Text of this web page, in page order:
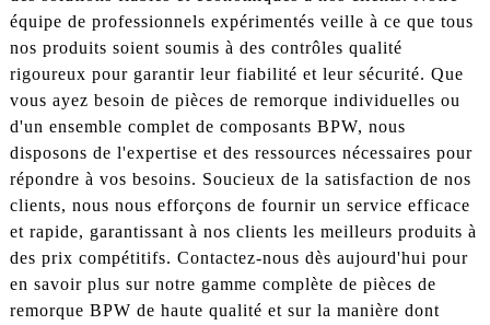
équipe de professionnels expérimentés veille à ce que tous
nos produits soient soumis à des contrôles qualité
rigoureux pour garantir leur fiabilité et leur sécurité. Que
vous ayez besoin de pièces de remorque individuelles ou
d'un ensemble complet de composants BPW, nous
disposons de l'expertise et des ressources nécessaires pour
répondre à vos besoins. Soucieux de la satisfaction de nos
clients, nous nous efforçons de fournir un service efficace
et rapide, garantissant à nos clients les meilleurs produits à
des prix compétitifs. Contactez-nous dès aujourd'hui pour
en savoir plus sur notre gamme complète de pièces de
remorque BPW de haute qualité et sur la manière dont